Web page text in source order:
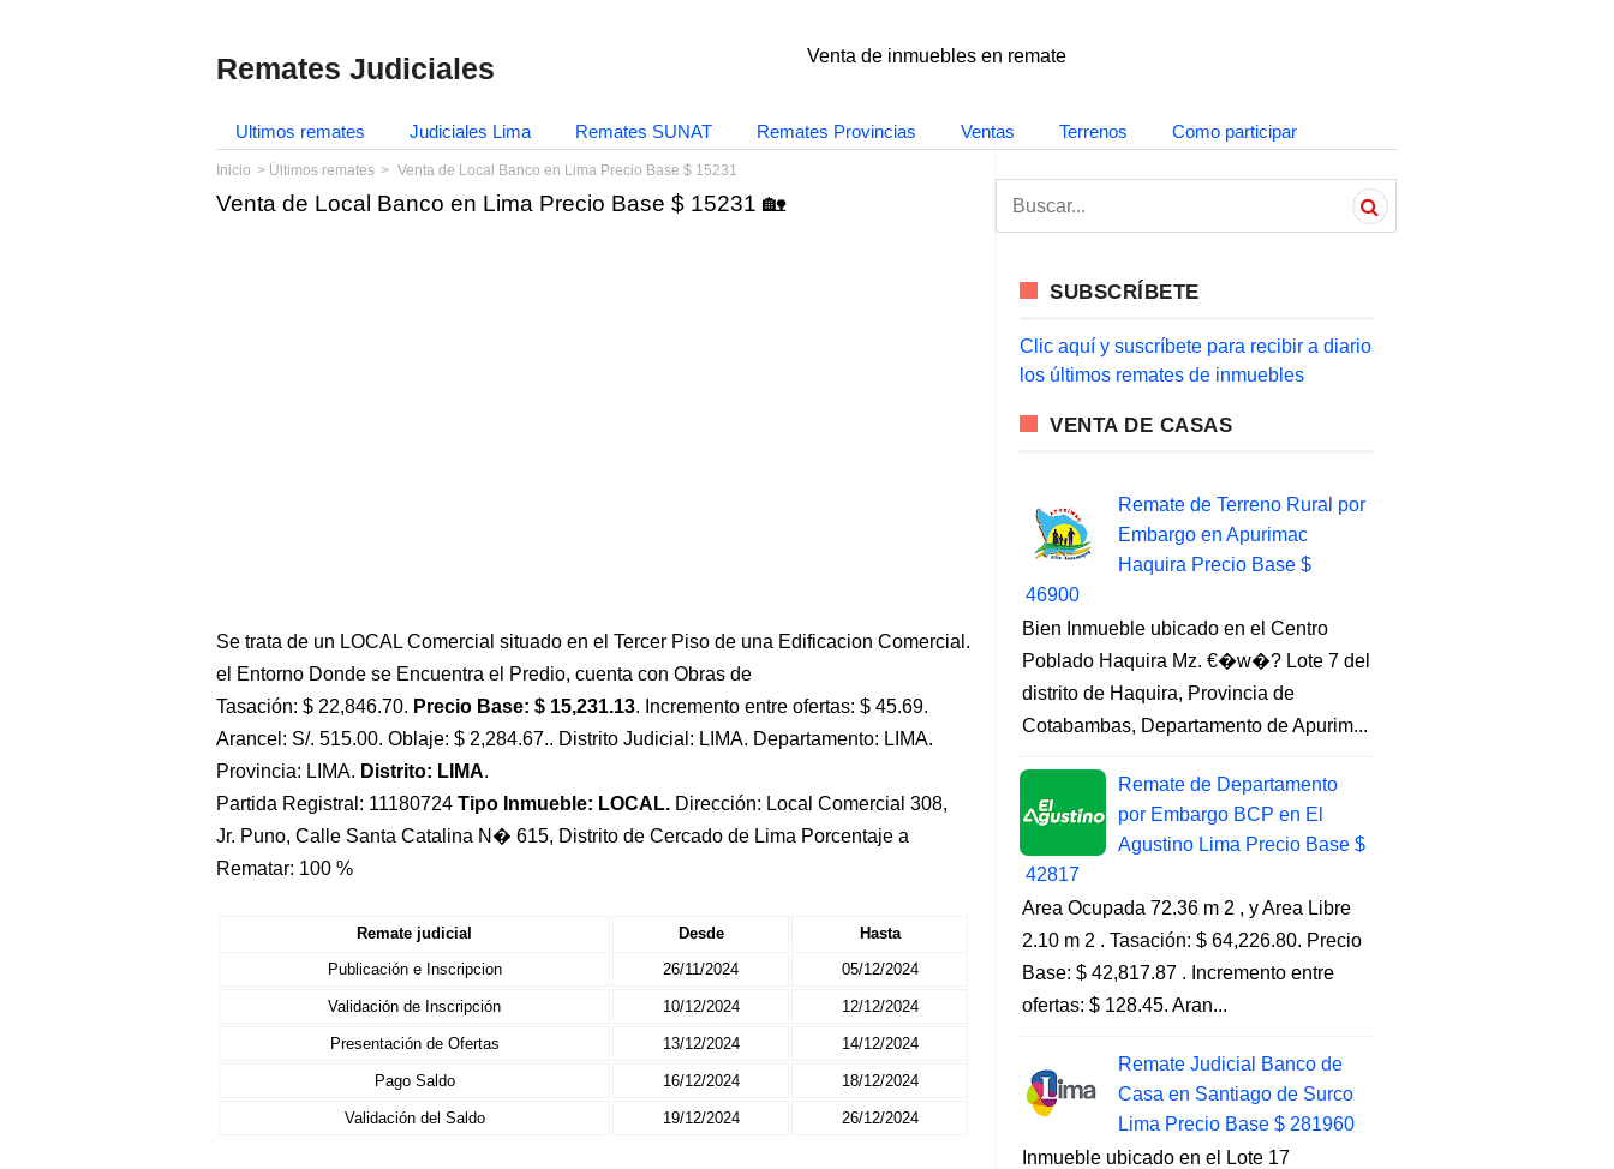
Remates Judiciales Venta de inmuebles en remate
Ultimos remates Judiciales Lima Remates SUNAT Remates Provincias Ventas Terrenos Como participar
Inicio Últimos remates Venta de Local Banco en Lima Precio Base $ 15231
Venta de Local Banco en Lima Precio Base $ 15231 🏡
Se trata de un LOCAL Comercial situado en el Tercer Piso de una Edificacion Comercial.
el Entorno Donde se Encuentra el Predio, cuenta con Obras de
Tasación: $ 22,846.70. Precio Base: $ 15,231.13. Incremento entre ofertas: $ 45.69.
Arancel: S/. 515.00. Oblaje: $ 2,284.67.. Distrito Judicial: LIMA. Departamento: LIMA.
Provincia: LIMA. Distrito: LIMA.
Partida Registral: 11180724 Tipo Inmueble: LOCAL. Dirección: Local Comercial 308,
Jr. Puno, Calle Santa Catalina N� 615, Distrito de Cercado de Lima Porcentaje a
Rematar: 100 %
Remate judicial Desde
Hasta
Publicación e Inscripcion
26/11/2024 05/12/2024
Validación de Inscripción 10/12/2024 12/12/2024
Presentación de Ofertas 13/12/2024 14/12/2024
Pago Saldo 16/12/2024 18/12/2024
Validación del Saldo 19/12/2024 26/12/2024
a
SUBSCRÍBETE
Clic aquí y suscríbete para recibir a diario
los últimos remates de inmuebles
VENTA DE CASAS
Remate de Terreno Rural por
Embargo en Apurimac
Haquira Precio Base $
46900
Bien Inmueble ubicado en el Centro
Poblado Haquira Mz. €�w�? Lote 7 del
distrito de Haquira, Provincia de
Cotabambas, Departamento de Apurim...
Remate de Departamento
por Embargo BCP en El
Agustino Lima Precio Base $
42817
Area Ocupada 72.36 m 2 , y Area Libre
2.10 m 2 . Tasación: $ 64,226.80. Precio
Base: $ 42,817.87 . Incremento entre
ofertas: $ 128.45. Aran...
Remate Judicial Banco de
Casa en Santiago de Surco
Lima Precio Base $ 281960
Inmueble ubicado en el Lote 17